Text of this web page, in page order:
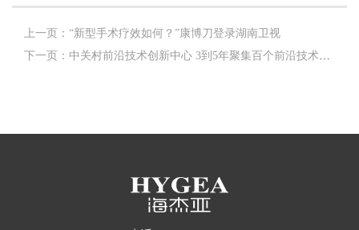
上一页：“新型手术疗效如何？”康博刀登录湖南卫视
下一页：中关村前沿技术创新中心 3到5年聚集百个前沿技术企业